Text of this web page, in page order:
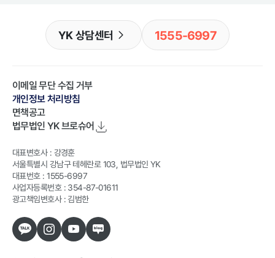
YK 상담센터 1555-6997
이메일 무단 수집 거부
개인정보 처리방침
면책공고
법무법인 YK브로슈어
대표변호사 : 강경훈
서울특별시 강남구 테헤란로 103, 법무법인 YK
대표번호 : 1555-6997
사업자등록번호 : 354-87-01611
광고책임변호사 : 김범한